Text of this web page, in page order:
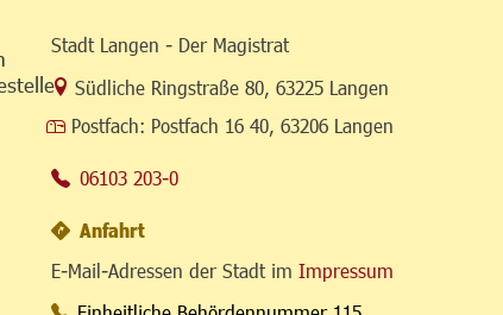
Stadt Langen - Der Magistrat
Link zur Google-Maps Navigation
Südliche Ringstraße 80 63225 Langen
Postfach: Postfach 16 40, 63206 Langen
06103 203-0
Anfahrt
E-Mail-Adressen der Stadt im Impressum